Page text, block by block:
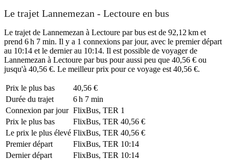
Le trajet Lannemezan - Lectoure en bus
Le trajet de Lannemezan à Lectoure par bus est de 92,12 km et
prend 6 h 7 min. Il y a 1 connexions par jour, avec le premier départ
au 10:14 et le dernier au 10:14. Il est possible de voyager de
Lannemezan à Lectoure par bus pour aussi peu que 40,56 € ou
jusqu'à 40,56 €. Le meilleur prix pour ce voyage est 40,56 €.
Prix ​​le plus bas
40,56 €
Durée du trajet
6 h 7 min
Connexion par jour FlixBus, TER 1
Prix ​​le plus bas
FlixBus, TER 40,56 €
Le prix le plus élevé FlixBus, TER 40,56 €
Premier départ
FlixBus, TER 10:14
Dernier départ
FlixBus, TER 10:14